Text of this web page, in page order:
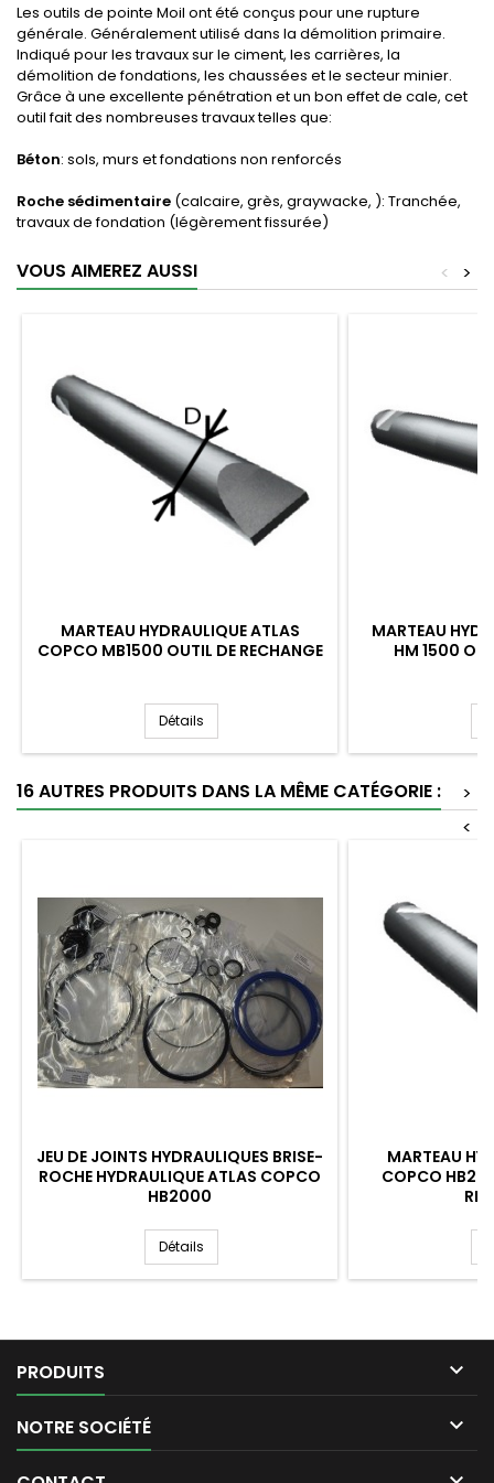
Les outils de pointe Moil ont été conçus pour une rupture
générale. Généralement utilisé dans la démolition primaire.
Indiqué pour les travaux sur le ciment, les carrières, la
démolition de fondations, les chaussées et le secteur minier.
Grâce à une excellente pénétration et un bon effet de cale, cet
outil fait des nombreuses travaux telles que:
Béton: sols, murs et fondations non renforcés
Roche sédimentaire (calcaire, grès, graywacke, ): Tranchée,
travaux de fondation (légèrement fissurée)
VOUS AIMEREZ AUSSI >
<
MARTEAU HYDRAULIQUE ATLAS
COPCO MB1500 OUTIL DE RECHANGE
Détails
MARTEAU
HM 1500
16 AUTRES PRODUITS DANS LA MÊME CATÉGORIE :
>
<
JEU DE JOINTS HYDRAULIQUES BRISE-
ROCHE HYDRAULIQUE ATLAS COPCO
HB2000
Détails
MARTEAU
COPCO
PRODUITS 
NOTRE SOCIÉTÉ 